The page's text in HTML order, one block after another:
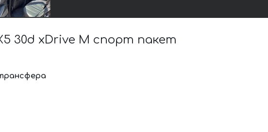
30d xDrive M спорт пакет